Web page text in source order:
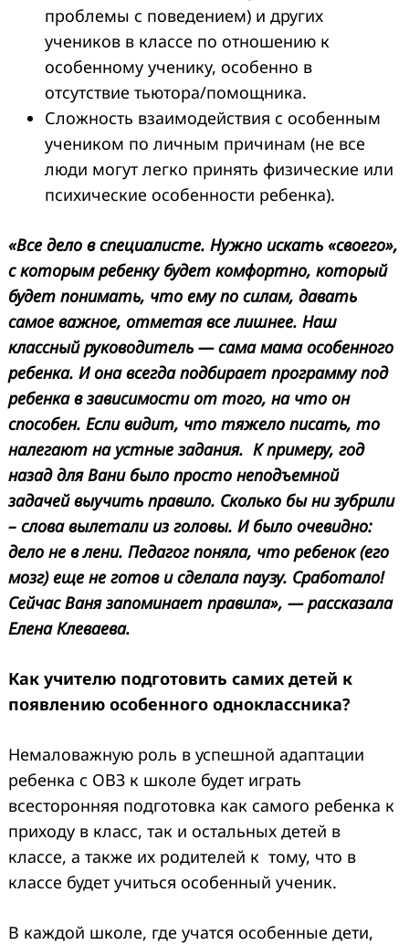
проблемы с поведением) и других
учеников в классе по отношению к
особенному ученику, особенно в
отсутствие тьютора/помощника.
Сложность взаимодействия с особенным
учеником по личным причинам (не все
люди могут легко принять физические или
психические особенности ребенка).
«Все дело в специалисте. Нужно искать «своего»,
с которым ребенку будет комфортно, который
будет понимать, что ему по силам, давать
самое важное, отметая все лишнее. Наш
классный руководитель — сама мама особенного
ребенка. И она всегда подбирает программу под
ребенка в зависимости от того, на что он
способен. Если видит, что тяжело писать, то
налегают на устные задания. К примеру, год
назад для Вани было просто неподъемной
задачей выучить правило. Сколько бы ни зубрили
– слова вылетали из головы. И было очевидно:
дело не в лени. Педагог поняла, что ребенок (его
мозг) еще не готов и сделала паузу. Сработало!
Сейчас Ваня запоминает правила», — рассказала
Елена Клеваева.
Как учителю подготовить самих детей к
появлению особенного одноклассника?
Немаловажную роль в успешной адаптации
ребенка с ОВЗ к школе будет играть
всесторонняя подготовка как самого ребенка к
приходу в класс, так и остальных детей в
классе, а также их родителей к тому, что в
классе будет учиться особенный ученик.
В каждой школе, где учатся особенные дети,